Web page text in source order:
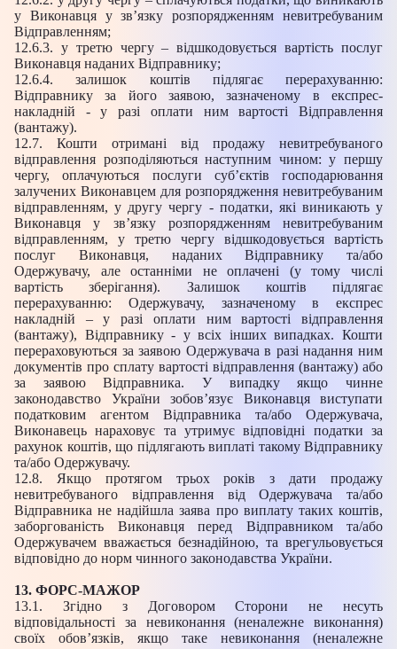
у Виконавця у зв’язку розпорядженням невитребуваним
Відправленням;
12.6.3. у третю чергу – відшкодовується вартість послуг
Виконавця наданих Відправнику;
12.6.4. залишок коштів підлягає перерахуванню:
Відправнику за його заявою, зазначеному в експрес-
накладній - у разі оплати ним вартості Відправлення
(вантажу).
12.7. Кошти отримані від продажу невитребуваного
відправлення розподіляються наступним чином: у першу
чергу, оплачуються послуги суб’єктів господарювання
залучених Виконавцем для розпорядження невитребуваним
відправленням, у другу чергу - податки, які виникають у
Виконавця у зв’язку розпорядженням невитребуваним
відправленням, у третю чергу відшкодовується вартість
послуг Виконавця, наданих Відправнику та/або
Одержувачу, але останніми не оплачені (у тому числі
вартість зберігання). Залишок коштів підлягає
перерахуванню: Одержувачу, зазначеному в експрес
накладній – у разі оплати ним вартості відправлення
(вантажу), Відправнику - у всіх інших випадках. Кошти
перераховуються за заявою Одержувача в разі надання ним
документів про сплату вартості відправлення (вантажу) або
за заявою Відправника. У випадку якщо чинне
законодавство України зобов’язує Виконавця виступати
податковим агентом Відправника та/або Одержувача,
Виконавець нараховує та утримує відповідні податки за
рахунок коштів, що підлягають виплаті такому Відправнику
та/або Одержувачу.
12.8. Якщо протягом трьох років з дати продажу
невитребуваного відправлення від Одержувача та/або
Відправника не надійшла заява про виплату таких коштів,
заборгованість Виконавця перед Відправником та/або
Одержувачем вважається безнадійною, та врегульовується
відповідно до норм чинного законодавства України.
13. ФОРС-МАЖОР
13.1. Згідно з Договором Сторони не несуть
відповідальності за невиконання (неналежне виконання)
своїх обов’язків, якщо таке невиконання (неналежне